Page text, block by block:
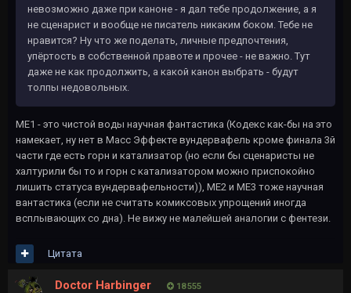
невозможно даже при каноне - я дал тебе продолжение, а я
не сценарист и вообще не писатель никаким боком. Тебе не
нравится? Ну что же поделать, личные предпочтения,
упёртость в собственной правоте и прочее - не важно. Тут
даже не как продолжить, а какой канон выбрать - будут
толпы недовольных.
МЕ1 - это чистой воды научная фантастика (Кодекс как-бы на это
намекает, ну нет в Масс Эффекте вундервафель кроме финала 3й
части где есть горн и катализатор (но если бы сценаристы не
халтурили бы то и горн с катализатором можно приспокойно
лишить статуса вундервафельности)), МЕ2 и МЕ3 тоже научная
вантастика (если не считать комиксовых упрощений иногда
всплывающих со дна). Не вижу не малейшей аналогии с фентези.
Цитата
Doctor Harbinger 18 555